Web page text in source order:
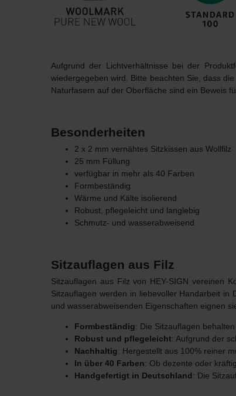
Aufgrund der Lichtverhältnisse bei der
wiedergegeben wird. Bitte beachten Sie, dass
Naturfasern auf der Oberfläche sind ein Beweis
Besonderheiten
2 x 2 mm vernähtes Sitzkissen aus Wollfilz
25 mm Füllung
verfügbar in mehr als 40 Farben
Formbeständig
Wärme und Kälte isolierend
Robust, pflegeleicht und langlebig
Schmutz- und wasserabweisend
Sitzauflagen aus Filz
Sitzauflagen aus Filz von HEY-SIGN vereinen
Sitzauflagen werden in liebevoller Handarbeit in
und wasserabweisenden Eigenschaften eignen
Formbeständig: Die Sitzauflagen
Robust und pflegeleicht: Aufgrund der
Nachhaltig: Hergestellt aus 100% reiner
In über 40 Farben: Ob dezente oder
Handgefertigt in Deutschland: Die